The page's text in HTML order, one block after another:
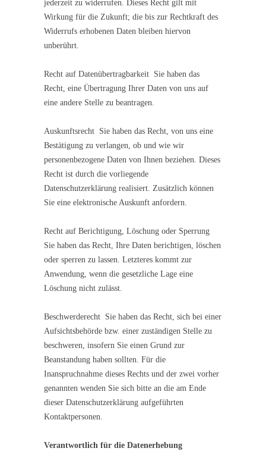
jederzeit zu widerrufen. Dieses Recht gilt mit
Wirkung für die Zukunft; die bis zur Rechtkraft des
Widerrufs erhobenen Daten bleiben hiervon
unberührt.
Recht auf Datenübertragbarkeit Sie haben das
Recht, eine Übertragung Ihrer Daten von uns auf
eine andere Stelle zu beantragen.
Auskunftsrecht Sie haben das Recht, von uns eine
Bestätigung zu verlangen, ob und wie wir
personenbezogene Daten von Ihnen beziehen. Dieses
Recht ist durch die vorliegende
Datenschutzerklärung realisiert. Zusätzlich können
Sie eine elektronische Auskunft anfordern.
Recht auf Berichtigung, Löschung oder Sperrung
Sie haben das Recht, Ihre Daten berichtigen, löschen
oder sperren zu lassen. Letzteres kommt zur
Anwendung, wenn die gesetzliche Lage eine
Löschung nicht zulässt.
Beschwerderecht Sie haben das Recht, sich bei einer
Aufsichtsbehörde bzw. einer zuständigen Stelle zu
beschweren, insofern Sie einen Grund zur
Beanstandung haben sollten. Für die
Inanspruchnahme dieses Rechts und der zwei vorher
genannten wenden Sie sich bitte an die am Ende
dieser Datenschutzerklärung aufgeführten
Kontaktpersonen.
Verantwortlich für die Datenerhebung